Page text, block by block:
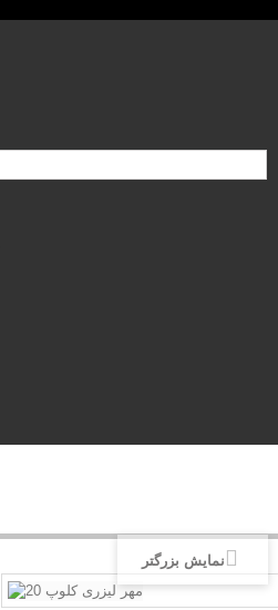
نمایش بزرگتر